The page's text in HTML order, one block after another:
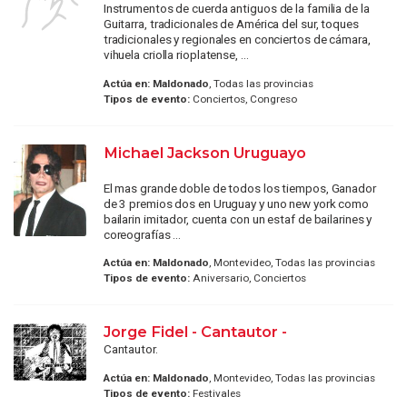
Instrumentos de cuerda antiguos de la familia de la
Guitarra, tradicionales de América del sur, toques
tradicionales y regionales en conciertos de cámara,
vihuela criolla rioplatense, ...
Actúa en: Maldonado, Todas las provincias
Tipos de evento:Conciertos, Congreso
Michael Jackson Uruguayo
El mas grande doble de todos los tiempos, Ganador
de 3 premios dos en Uruguay y uno new york como
bailarin imitador, cuenta con un estaf de bailarines y
coreografías ...
Actúa en: Maldonado, Montevideo, Todas las provincias
Tipos de evento:Aniversario, Conciertos
Jorge Fidel - Cantautor -
Cantautor.
Actúa en: Maldonado , Montevideo, Todas las provincias
Tipos de evento:Festivales